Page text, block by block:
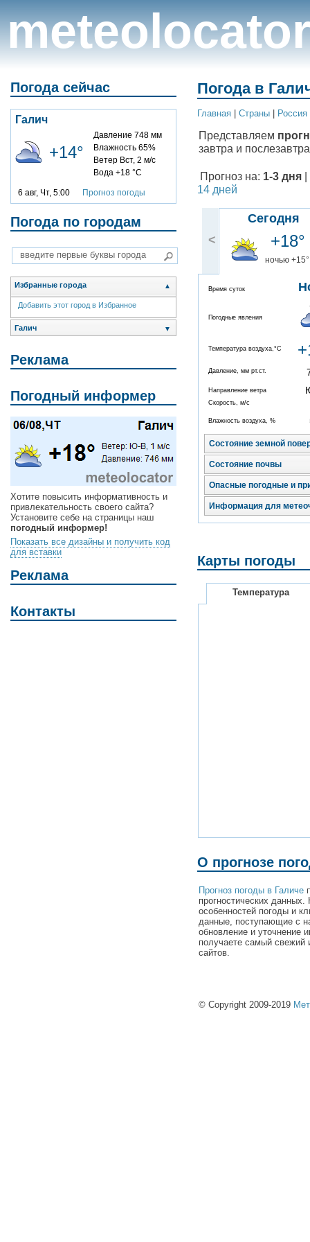
meteolocator
Погода сейчас
Галич
+14°
Давление 748 мм
Влажность 65%
Ветер Вст, 2 м/с
Вода +18 °C
6 авг, Чт, 5:00 Прогноз погоды
Погода по городам
Избранные города ▲
Добавить этот город в Избранное
Галич ▼
Реклама
Погодный информер
Хотите повысить информативность и
привлекательность своего сайта?
Установите себе на страницы наш
погодный информер!
Показать все дизайны и получить код
для вставки
Реклама
Контакты
Погода в
Главная Cтраны Россия
Представляем
завтра и
Прогноз на: 1-3 дня
14 дней
<
Сегодня
+18°
ночью +15°
Время суток
Погодные явления
Температура воздуха,°C
Давление, мм рт.ст.
Направление ветра
Скорость, м/с
Влажность воздуха, %
Состояние земной
Состояние почвы
Опасные погодные и
Информация для
Карты погоды
Температура
О прогнозе
Прогноз погоды в Галиче
прогностических
особенностей погоды и
данные, поступающие с
обновление и уточнение
получаете самый свежий
сайтов.
© Copyright 2009-2019